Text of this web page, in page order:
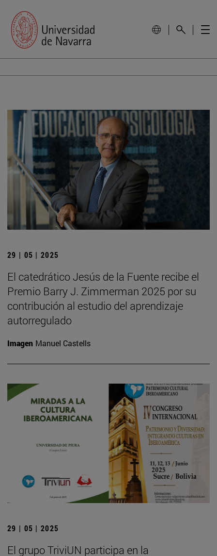
29 | 05 | 2025
El catedrático Jesús de la Fuente recibe el
Premio Barry J. Zimmerman 2025 por su
contribución al estudio del aprendizaje
autorregulado
Imagen Manuel Castells
29 | 05 | 2025
El grupo TriviUN participa en la